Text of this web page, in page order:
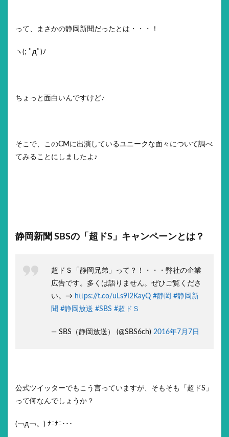
って、まさかの静岡新聞だったとは・・・！
ヽ(; ﾟдﾟ)ﾉ
ちょっと面白いんですけど♪
そこで、このCMに出演しているユニークな面々について調べ
てみることにしましたよ♪
静岡新聞 SBSの「超ドS」キャンペーンとは？
超ドＳ「静岡兄弟」って？！・・・弊社の企業
広告です。多くは語りません。ぜひご覧くださ
い。→ https://t.co/uLs9I2KayQ #静岡 #静岡新
聞 #静岡放送 #SBS #超ドＳ
— SBS（静岡放送） (@SBS6ch) 2016年7月7日
公式ツイッターでもこう言っていますが、そもそも「超ドS」
って何なんでしょうか？
(￢д￢。) ﾅﾆﾅﾆ･･･